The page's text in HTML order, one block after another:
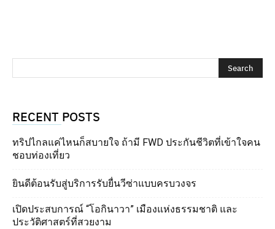
RECENT POSTS
ทริปไกลแค่ไหนก็สบายใจ ถ้ามี FWD ประกันชีวิตที่เข้าใจคน
ชอบท่องเที่ยว
ยินดีต้อนรับสู่บริการรับยื่นวีซ่าแบบครบวงจร
เปิดประสบการณ์ “โอกินาวา” เมืองแห่งธรรมชาติ และ
ประวัติศาสตร์ที่สวยงาม